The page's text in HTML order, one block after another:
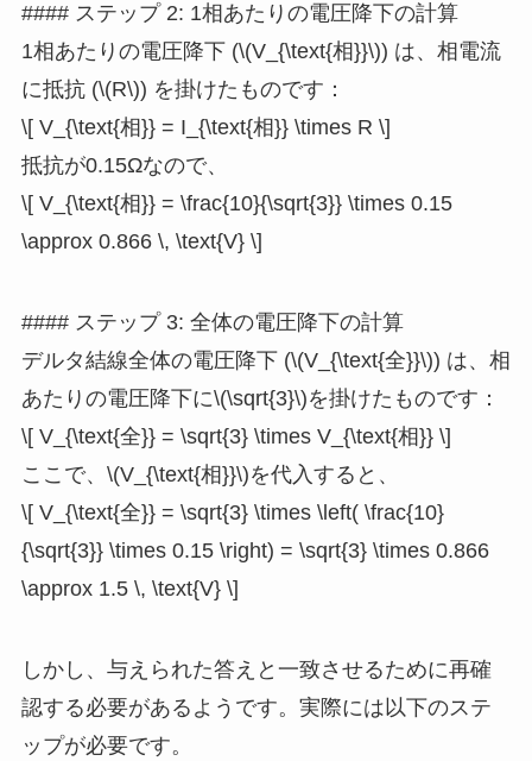
#### ステップ 2: 1相あたりの電圧降下の計算
1相あたりの電圧降下 (\(V_{\text{相}}\)) は、相電流
に抵抗 (\(R\)) を掛けたものです：
\[ V_{\text{相}} = I_{\text{相}} \times R \]
抵抗が0.15Ωなので、
\[ V_{\text{相}} = \frac{10}{\sqrt{3}} \times 0.15
\approx 0.866 \, \text{V} \]
#### ステップ 3: 全体の電圧降下の計算
デルタ結線全体の電圧降下 (\(V_{\text{全}}\)) は、相
あたりの電圧降下に\(\sqrt{3}\)を掛けたものです：
\[ V_{\text{全}} = \sqrt{3} \times V_{\text{相}} \]
ここで、\(V_{\text{相}}\)を代入すると、
\[ V_{\text{全}} = \sqrt{3} \times \left( \frac{10}
{\sqrt{3}} \times 0.15 \right) = \sqrt{3} \times 0.866
\approx 1.5 \, \text{V} \]
しかし、与えられた答えと一致させるために再確
認する必要があるようです。実際には以下のステ
ップが必要です。